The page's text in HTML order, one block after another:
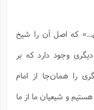
که اصل آن را شیخ
وجود دارد که بر
را همان‌جا از امام
و شیعیان ما از ما